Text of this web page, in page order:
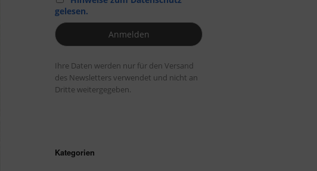
gelesen.
Ihre Daten werden nur für den Versand
des Newsletters verwendet und nicht an
Dritte weitergegeben.
Kategorien